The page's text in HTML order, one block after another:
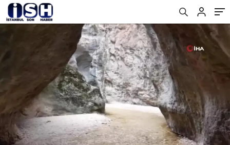
Gerektiğini Vurguladı